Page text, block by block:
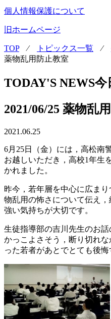
個人情報保護について
旧ホームページ
TOP⁄ トピックス一覧 ⁄
薬物乱用防止教室
TODAY'S NEWS今
2021/06/25 薬物乱
2021.06.25
6月25日（金）には，高松南
お越しいただき，高校1年生
かれました。
昨今，若年層を中心に広ま
物乱用の怖さについて伝え
強い気持ちが大切です。
生徒指導部の吉川先生のお
かっこよさそう，断り切れ
った若者があとでとても後